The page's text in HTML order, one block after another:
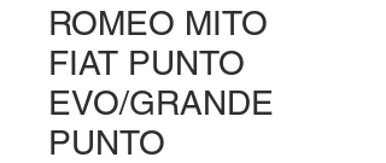
ROMEO MITO
FIAT PUNTO
EVO/GRANDE
PUNTO